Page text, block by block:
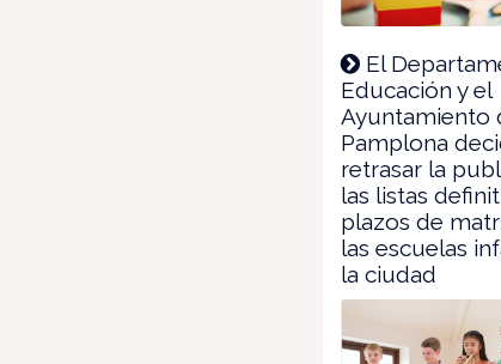
El
Educación y el
Ayuntamiento
Pamplona
retrasar la
las listas
plazos de
las escuelas
la ciudad